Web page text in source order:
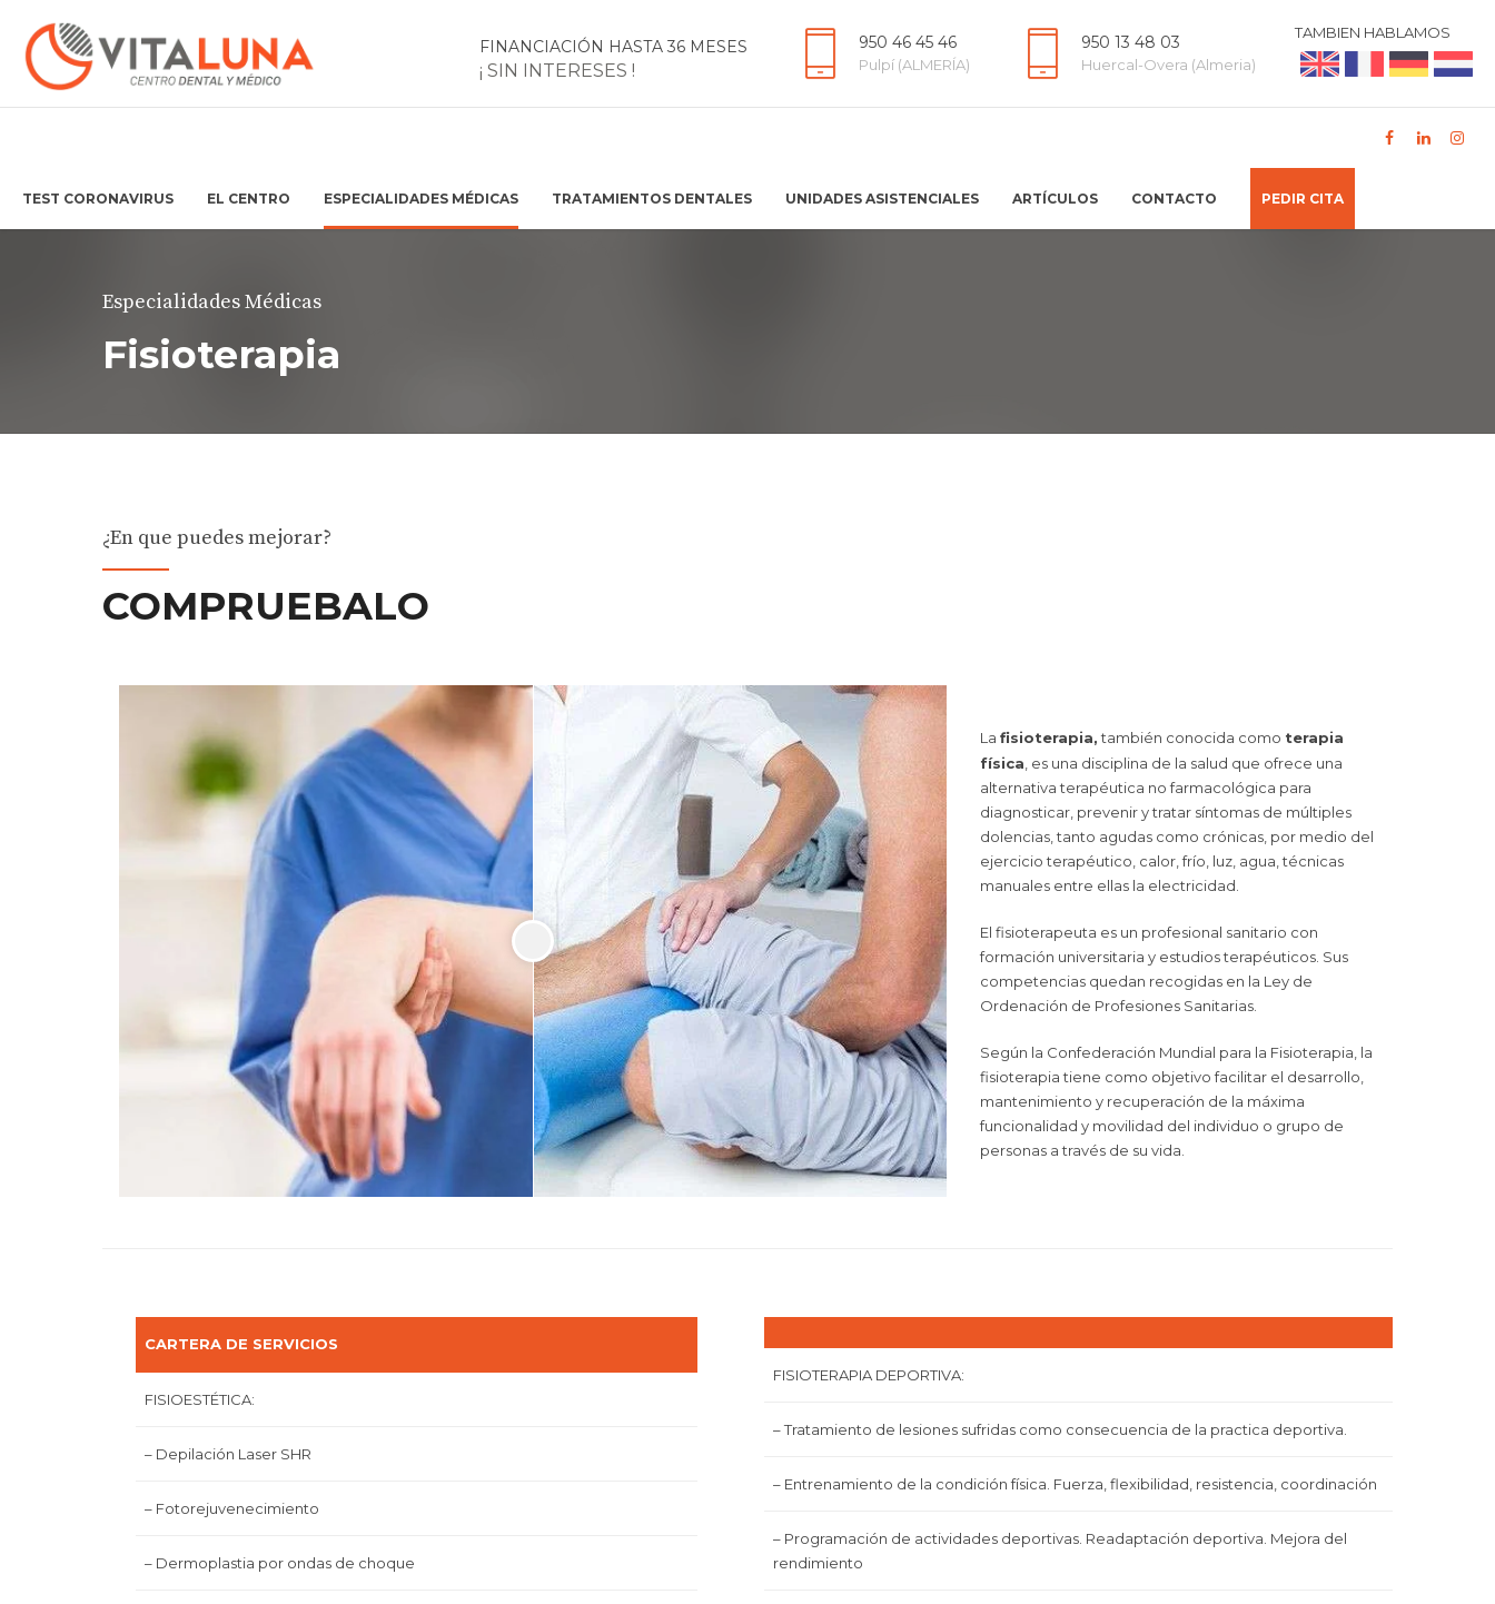
FINANCIACIÓN HASTA 36 MESES
¡ SIN INTERESES !
950 46 45 46
Pulpí (ALMERÍA)
950 13 48 03
Huercal-Overa (Almeria)
TAMBIEN HABLAMOS
TEST CORONAVIRUS EL CENTRO ESPECIALIDADES MÉDICAS TRATAMIENTOS DENTALES UNIDADES ASISTENCIALES ARTÍCULOS CONTACTO PEDIR CITA
Especialidades Médicas
Fisioterapia
¿En que puedes mejorar?
COMPRUEBALO
La fisioterapia,también conocida como terapia
física, es una disciplina de la salud que ofrece una
alternativa terapéutica no farmacológica para
diagnosticar, prevenir y tratar síntomas de múltiples
dolencias, tanto agudas como crónicas, por medio del
ejercicio terapéutico, calor, frío, luz, agua, técnicas
manuales entre ellas la electricidad.
El fisioterapeuta es un profesional sanitario con
formación universitaria y estudios terapéuticos. Sus
competencias quedan recogidas en la Ley de
Ordenación de Profesiones Sanitarias.
Según la Confederación Mundial para la Fisioterapia, la
fisioterapia tiene como objetivo facilitar el desarrollo,
mantenimiento y recuperación de la máxima
funcionalidad y movilidad del individuo o grupo de
personas a través de su vida.
CARTERA DE SERVICIOS
FISIOESTÉTICA:
– Depilación Laser SHR
– Fotorejuvenecimiento
– Dermoplastia por ondas de choque
FISIOTERAPIA DEPORTIVA:
– Tratamiento de lesiones sufridas como consecuencia de la practica deportiva.
– Entrenamiento de la condición física. Fuerza, flexibilidad, resistencia, coordinación
– Programación de actividades deportivas. Readaptación deportiva. Mejora del
rendimiento